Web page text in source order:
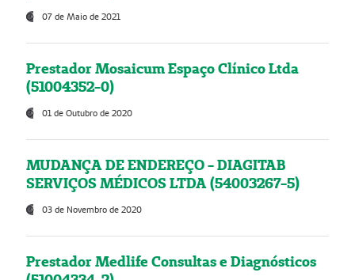
07 de Maio de 2021
Prestador Mosaicum Espaço Clínico Ltda
(51004352-0)
01 de Outubro de 2020
MUDANÇA DE ENDEREÇO - DIAGITAB
SERVIÇOS MÉDICOS LTDA (54003267-5)
03 de Novembro de 2020
Prestador Medlife Consultas e Diagnósticos